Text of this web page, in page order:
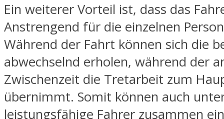
Ein weiterer Vorteil ist, dass das
Anstrengend für die einzelnen
Während der Fahrt können sich die
abwechselnd erholen, während der
Zwischenzeit die Tretarbeit zum
übernimmt. Somit können auch
leistungsfähige Fahrer zusammen